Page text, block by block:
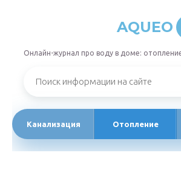
AQUEO
Онлайн-журнал про воду в доме:
Канализация Отопление